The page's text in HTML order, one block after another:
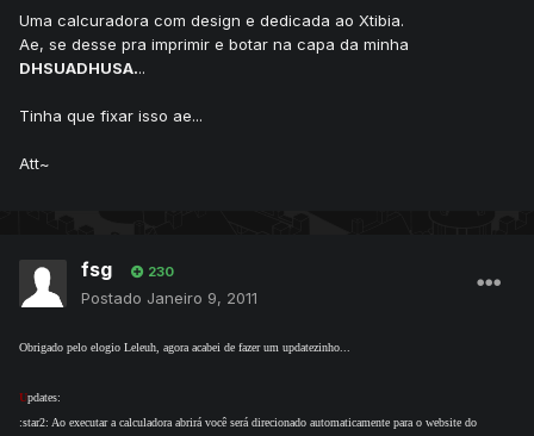
Uma calcuradora com design e dedicada ao Xtibia.
Ae, se desse pra imprimir e botar na capa da minha
DHSUADHUSA...
Tinha que fixar isso ae...
Att~
fsg 230
Postado Janeiro 9, 2011
Obrigado pelo elogio Leleuh, agora acabei de fazer um updatezinho...
Updates:
:star2: Ao executar a calculadora abrirá você será direcionado automaticamente para o website do